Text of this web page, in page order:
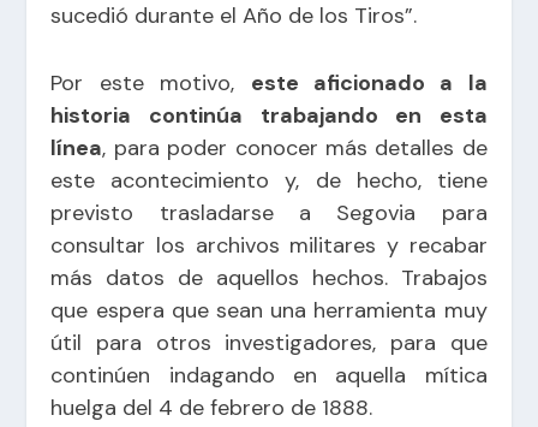
sucedió durante el Año de los Tiros”.
Por este motivo, este aficionado a la
historia continúa trabajando en esta
línea, para poder conocer más detalles de
este acontecimiento y, de hecho, tiene
previsto trasladarse a Segovia para
consultar los archivos militares y recabar
más datos de aquellos hechos. Trabajos
que espera que sean una herramienta muy
útil para otros investigadores, para que
continúen indagando en aquella mítica
huelga del 4 de febrero de 1888.